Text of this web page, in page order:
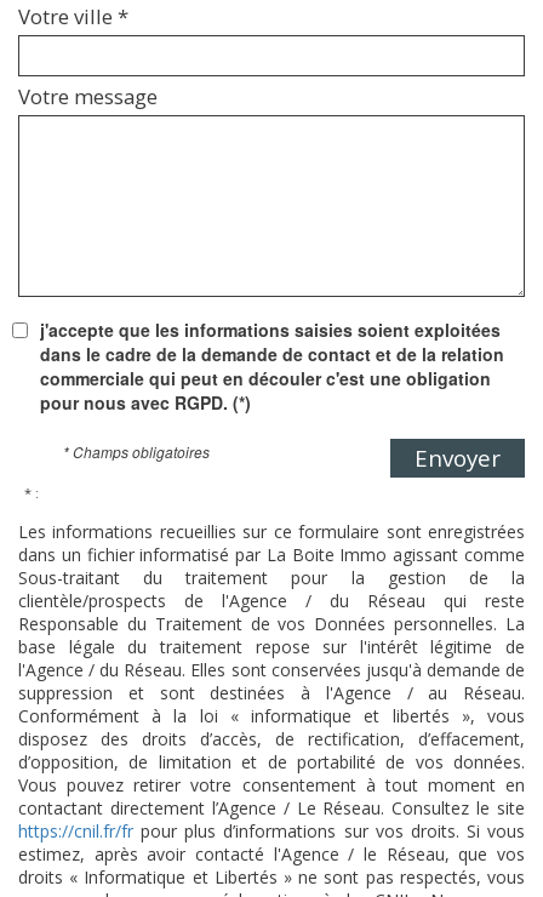
Votre ville *
Votre message
j'accepte que les informations saisies soient exploitées
dans le cadre de la demande de contact et de la relation
commerciale qui peut en découler c'est une obligation
pour nous avec RGPD. (*)
Envoyer
* Champs obligatoires
* :
Les informations recueillies sur ce formulaire sont enregistrées
dans un fichier informatisé par La Boite Immo agissant comme
Sous-traitant du traitement pour la gestion de la
clientèle/prospects de l'Agence / du Réseau qui reste
Responsable du Traitement de vos Données personnelles. La
base légale du traitement repose sur l'intérêt légitime de
l'Agence / du Réseau. Elles sont conservées jusqu'à demande de
suppression et sont destinées à l'Agence / au Réseau.
Conformément à la loi « informatique et libertés », vous
disposez des droits d’accès, de rectification, d’effacement,
d’opposition, de limitation et de portabilité de vos données.
Vous pouvez retirer votre consentement à tout moment en
contactant directement l’Agence / Le Réseau. Consultez le site
https://cnil.fr/fr pour plus d’informations sur vos droits. Si vous
estimez, après avoir contacté l'Agence / le Réseau, que vos
droits « Informatique et Libertés » ne sont pas respectés, vous